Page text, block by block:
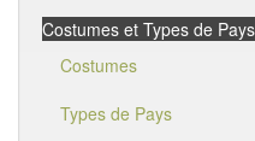
Costumes et Types de Pays
Costumes
Types de Pays